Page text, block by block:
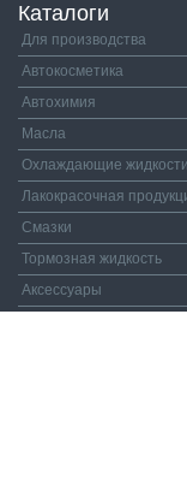
Каталоги
Для производства
Автокосметика
Автохимия
Масла
Охлаждающие жидкости
Лакокрасочная
Смазки
Тормозная жидкость
Аксессуары